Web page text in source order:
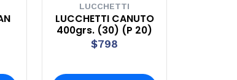
LUCCHETTI
LUCCHETTI CANUTO
400grs. (30) (P 20)
$798